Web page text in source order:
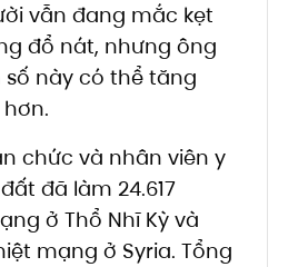
vẫn đang mắc kẹt
đổ nát, nhưng ông
này có thể tăng
chức và nhân viên y
đã làm 24.617
ở Thổ Nhĩ Kỳ và
mạng ở Syria. Tổng